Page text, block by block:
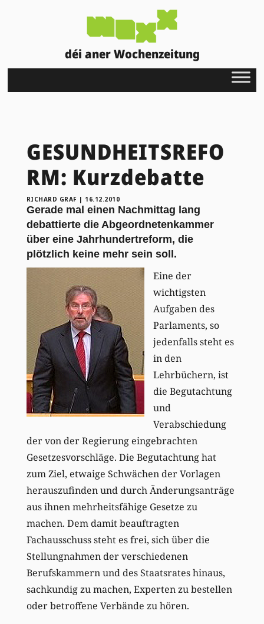
déi aner Wochenzeitung
GESUNDHEITSREFO
RM: Kurzdebatte
RICHARD GRAF | 16.12.2010
Gerade mal einen Nachmittag lang
debattierte die Abgeordnetenkammer
über eine Jahrhundertreform, die
plötzlich keine mehr sein soll.
Eine der
wichtigsten
Aufgaben des
Parlaments, so
jedenfalls steht es
in den
Lehrbüchern, ist
die Begutachtung
und
Verabschiedung
der von der Regierung eingebrachten
Gesetzesvorschläge. Die Begutachtung hat
zum Ziel, etwaige Schwächen der Vorlagen
herauszufinden und durch Änderungsanträge
aus ihnen mehrheitsfähige Gesetze zu
machen. Dem damit beauftragten
Fachausschuss steht es frei, sich über die
Stellungnahmen der verschiedenen
Berufskammern und des Staatsrates hinaus,
sachkundig zu machen, Experten zu bestellen
oder betroffene Verbände zu hören.